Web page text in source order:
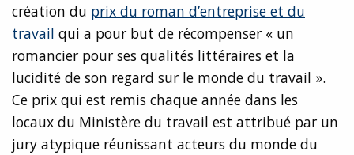
création du prix du roman d’entreprise et du
travail qui a pour but de récompenser « un
romancier pour ses qualités littéraires et la
lucidité de son regard sur le monde du travail ».
Ce prix qui est remis chaque année dans les
locaux du Ministère du travail est attribué par un
jury atypique réunissant acteurs du monde du